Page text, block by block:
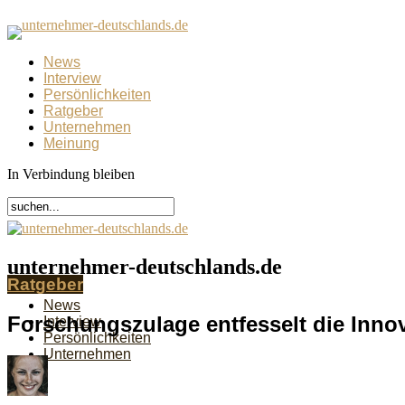
News
Interview
Persönlichkeiten
Ratgeber
Unternehmen
Meinung
In Verbindung bleiben
unternehmer-deutschlands.de
News
Interview
Persönlichkeiten
Unternehmen
Ratgeber
Forschungszulage entfesselt die